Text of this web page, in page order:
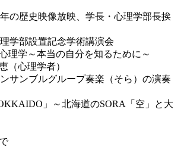
の歴史映像放映、学長・心理学部長挨
学部設置記念学術講演会
理学～本当の自分を知るために～
（心理学者）
サンブルグループ奏楽（そら）の演奏
」～北海道のSORA「空」と大